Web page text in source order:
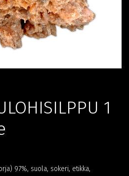
1
97%, suola, sokeri, etikka,